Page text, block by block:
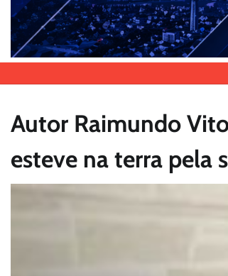
Autor Raimundo
esteve na terra pela